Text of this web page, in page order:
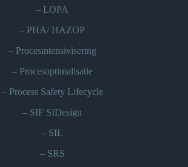
– LOPA
– PHA/ HAZOP
– Procesintensivisering
– Procesoptimalisatie
– Process Safety Lifecycle
– SIF SIDesign
– SIL
– SRS